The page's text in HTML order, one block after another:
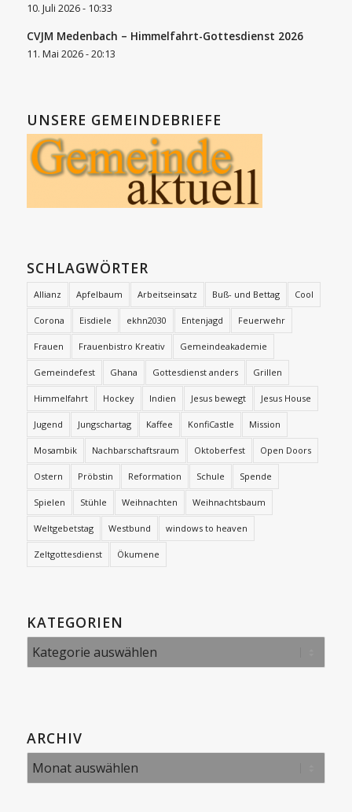
10. Juli 2026 - 10:33
CVJM Medenbach – Himmelfahrt-Gottesdienst 2026
11. Mai 2026 - 20:13
UNSERE GEMEINDEBRIEFE
SCHLAGWÖRTER
Allianz Apfelbaum Arbeitseinsatz Buß- und Bettag Cool
Corona Eisdiele ekhn2030 Entenjagd Feuerwehr
Frauen Frauenbistro Kreativ Gemeindeakademie
Gemeindefest Ghana Gottesdienst anders Grillen
Himmelfahrt Hockey Indien Jesus bewegt Jesus House
Jugend Jungschartag Kaffee KonfiCastle Mission
Mosambik Nachbarschaftsraum Oktoberfest Open Doors
Ostern Pröbstin Reformation Schule Spende
Spielen Stühle Weihnachten Weihnachtsbaum
Weltgebetstag Westbund windows to heaven
Zeltgottesdienst Ökumene
KATEGORIEN
Kategorien
ARCHIV